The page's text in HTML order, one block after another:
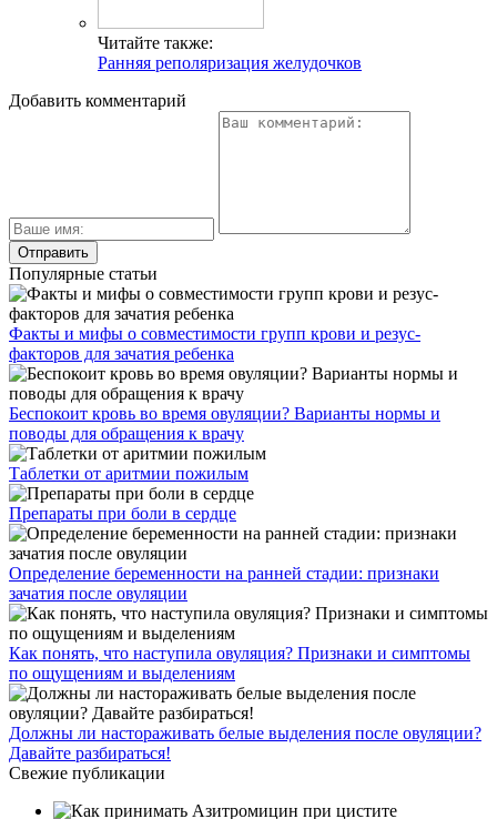
Читайте также:
Ранняя реполяризация желудочков
Добавить комментарий
Популярные статьи
Факты и мифы о совместимости групп крови и резус-
факторов для зачатия ребенка
Беспокоит кровь во время овуляции? Варианты нормы и
поводы для обращения к врачу
Таблетки от аритмии пожилым
Препараты при боли в сердце
Определение беременности на ранней стадии: признаки
зачатия после овуляции
Как понять, что наступила овуляция? Признаки и симптомы
по ощущениям и выделениям
Должны ли настораживать белые выделения после овуляции?
Давайте разбираться!
Свежие публикации